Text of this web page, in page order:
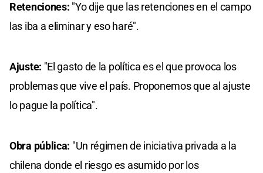
Retenciones: "Yo dije que las retenciones en el campo
las iba a eliminar y eso haré".
Ajuste: "El gasto de la política es el que provoca los
problemas que vive el país. Proponemos que al ajuste
lo pague la política".
Obra pública: "Un régimen de iniciativa privada a la
chilena donde el riesgo es asumido por los